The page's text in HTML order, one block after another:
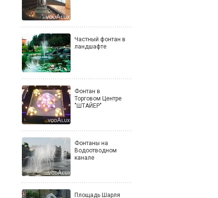
Частный фонтан в
ландшафте
Фонтан в
Торговом Центре
"ШТАЙЕР"
Фонтаны на
Водоотводном
канале
Площадь Шарля